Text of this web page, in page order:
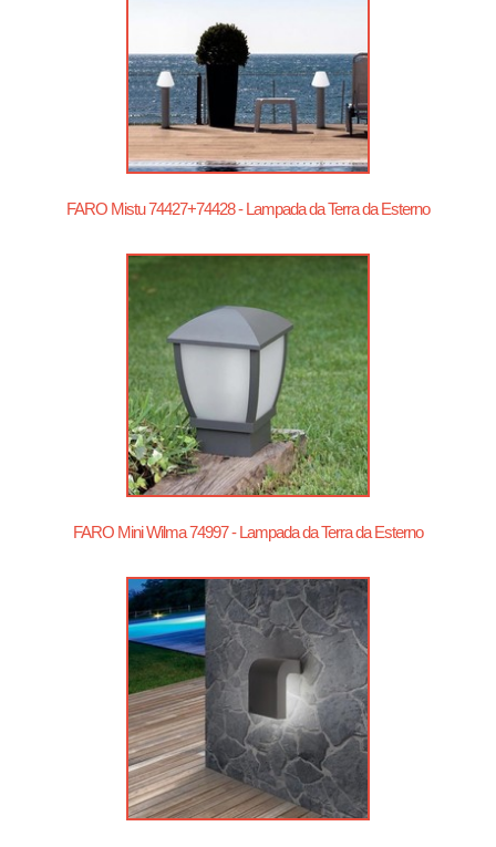
FARO Mistu 74427+74428 - Lampada da Terra da Esterno
FARO Mini Wilma 74997 - Lampada da Terra da Esterno